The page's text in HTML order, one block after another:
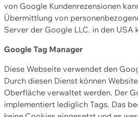
von Google Kundenrezensionen
Übermittlung von
Server der Google LLC. in den USA
Google Tag Manager
Diese Webseite verwendet den
Durch diesen Dienst können
Oberfläche verwaltet werden. Der
implementiert lediglich Tags. Das